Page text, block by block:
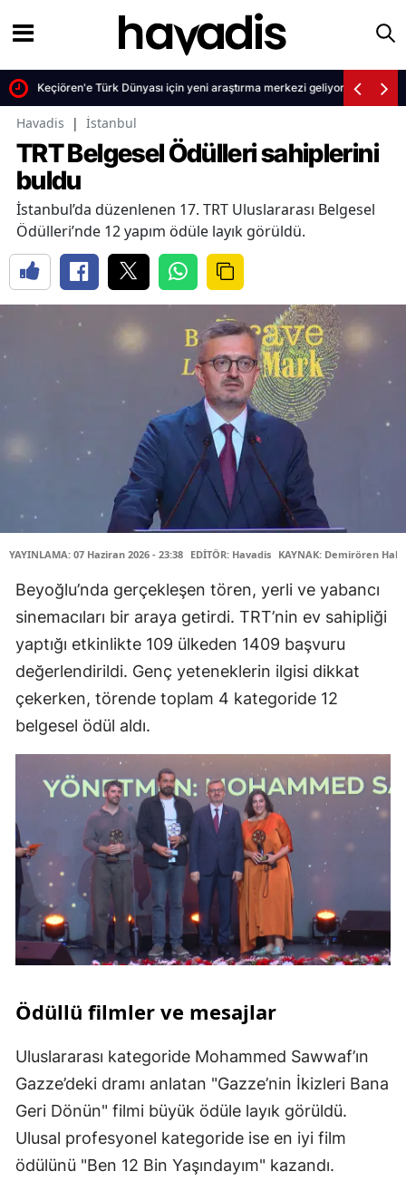
Keçiören'e Türk Dünyası için yeni araştırma merkezi geliyor
Havadis | İstanbul
TRT Belgesel Ödülleri sahiplerini
buldu
İstanbul’da düzenlenen 17. TRT Uluslararası Belgesel
Ödülleri’nde 12 yapım ödüle layık görüldü.
YAYINLAMA: 07 Haziran 2026 - 23:38 EDİTÖR: Havadis KAYNAK: Demirören
Beyoğlu’nda gerçekleşen tören, yerli ve yabancı
sinemacıları bir araya getirdi. TRT’nin ev sahipliği
yaptığı etkinlikte 109 ülkeden 1409 başvuru
değerlendirildi. Genç yeteneklerin ilgisi dikkat
çekerken, törende toplam 4 kategoride 12
belgesel ödül aldı.
Ödüllü filmler ve mesajlar
Uluslararası kategoride Mohammed Sawwaf’ın
Gazze’deki dramı anlatan "Gazze’nin İkizleri Bana
Geri Dönün" filmi büyük ödüle layık görüldü.
Ulusal profesyonel kategoride ise en iyi film
ödülünü "Ben 12 Bin Yaşındayım" kazandı.